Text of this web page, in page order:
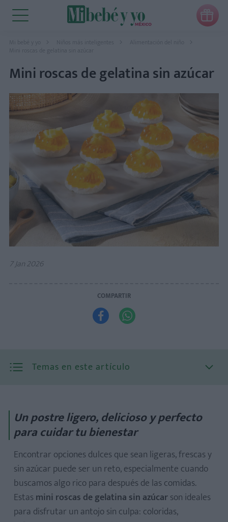

Mi bebé y yo Niños más inteligentes
Alimentación del niño
Mini roscas de gelatina sin azúcar
Mini roscas de gelatina sin azúcar
7 Jan 2026
COMPARTIR
 
Temas en este artículo
Para decorar:
Un postre ligero, delicioso y perfecto
para cuidar tu bienestar
Encontrar opciones dulces que sean ligeras, frescas y
sin azúcar puede ser un reto, especialmente cuando
buscamos algo rico para después de las comidas.
Estas mini roscas de gelatina sin azúcarson ideales
para disfrutar un antojo sin culpa: coloridas,